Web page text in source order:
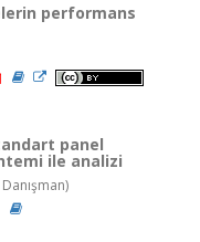
performans
panel
ile analizi
Danışman)